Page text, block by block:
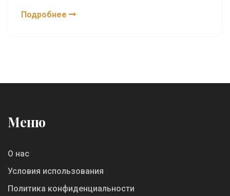
широкого использования. В этой статье
Подробнее
Меню
О нас
Условия использования
Политика конфиденциальности